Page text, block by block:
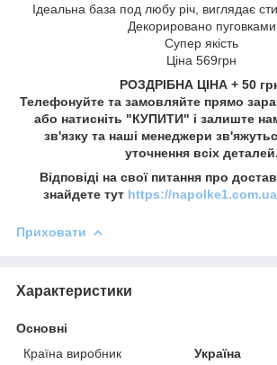
Ідеальна база под любу річ, виглядає
Декорировано пуговками
Супер якість
Ціна 569грн
РОЗДРІБНА ЦІНА + 50
Телефонуйте та замовляйте прямо
або натисніть "КУПИТИ" і залиште
зв'язку та наші менеджери
уточнення всіх деталей.
Відповіді на свої питання про
знайдете тут https://
Приховати
Характеристики
Основні
Країна виробник
Україна